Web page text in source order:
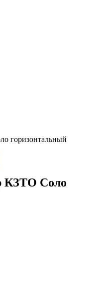
горизонтальный
КЗТО Соло